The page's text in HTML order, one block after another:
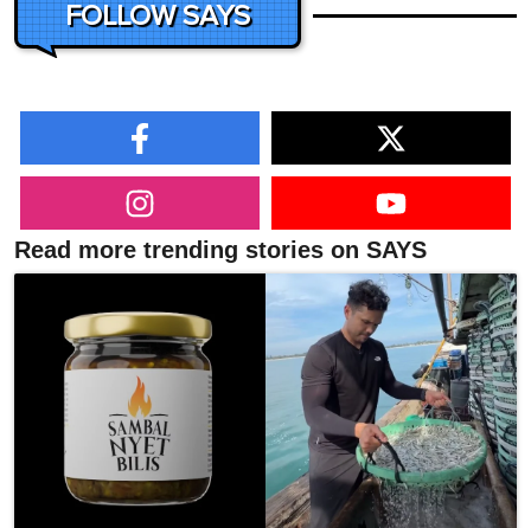
FOLLOW SAYS
Read more trending stories on SAYS